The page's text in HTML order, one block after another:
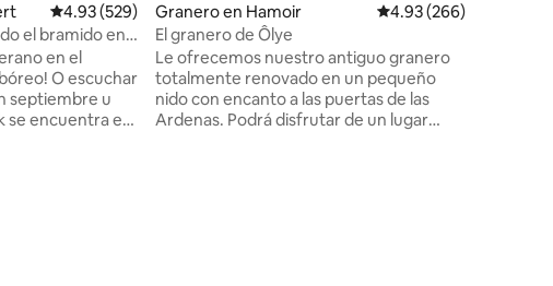
Calificación promedio: 4.93 de 5, 529 reseñas
4.93 (529)
el bramido en
en el
O escuchar
septiembre u
se encuentra en
Granero en Hamoir Calificación promedio:
4.93 (266)
El granero de Ôlye
Le ofrecemos nuestro antiguo granero
totalmente renovado en un pequeño
nido con encanto a las puertas de las
Ardenas. Podrá disfrutar de un lugar